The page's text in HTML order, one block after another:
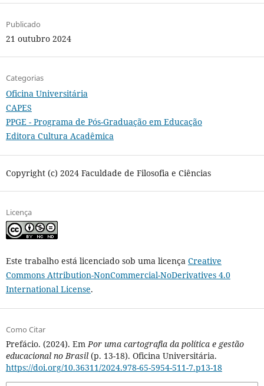
Publicado
21 outubro 2024
Categorias
Oficina Universitária
CAPES
PPGE - Programa de Pós-Graduação em Educação
Editora Cultura Acadêmica
Copyright (c) 2024 Faculdade de Filosofia e Ciências
Licença
Este trabalho está licenciado sob uma licença Creative
Commons Attribution-NonCommercial-NoDerivatives 4.0
International License.
Como Citar
Prefácio. (2024). EmPor uma cartografia da política e gestão
educacional no Brasil(p. 13-18). Oficina Universitária.
https://doi.org/10.36311/2024.978-65-5954-511-7.p13-18